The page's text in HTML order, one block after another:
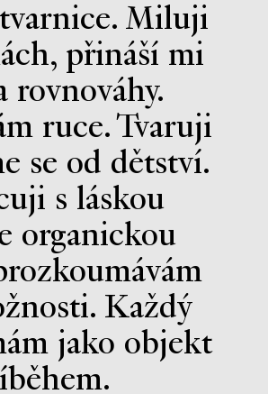
Miluji
přináší mi
rovnováhy.
ruce. Tvaruji
se od dětství.
s láskou
organickou
Každý
jako objekt